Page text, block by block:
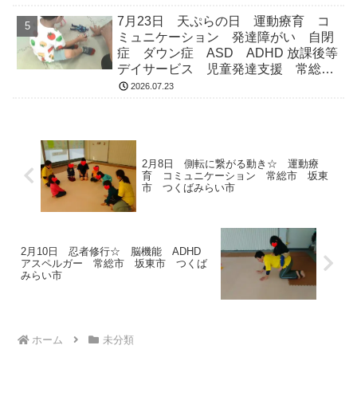
7月23日 天ぷらの日 運動療育 コ
ミュニケーション 発達障がい 自閉
症 ダウン症 ASD ADHD 放課後等
デイサービス 児童発達支援 常総
市 つくばみらい市 坂東市 守谷市
2026.07.23
2月8日 側転に繋がる動き☆ 運動療
育 コミュニケーション 常総市 坂東
市 つくばみらい市
2月10日 忍者修行☆ 脳機能 ADHD
アスペルガー 常総市 坂東市 つくば
みらい市
ホーム 未分類